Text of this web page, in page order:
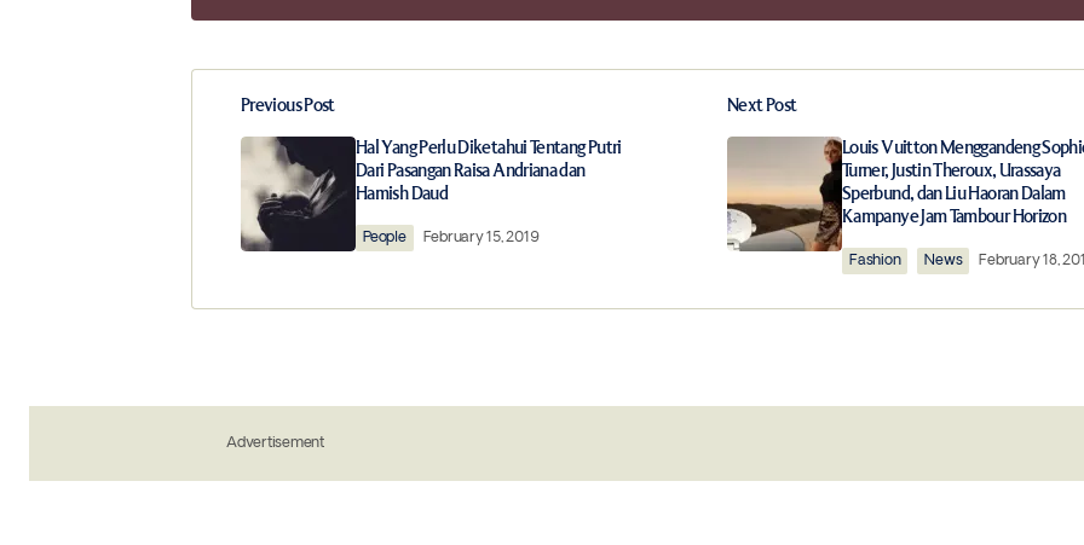
Add a comment
Your email address will not be published. Required fields are marked
Comment*
the next time I comment.
Previous Post
Hal Yang Perlu Diketahui Tentang Putri
Dari Pasangan Raisa Andriana dan
Hamish Daud
People February 15, 2019
Next Post
Louis Vuitton Menggandeng
Turner, Justin Theroux, Urassaya
Sperbund, dan Liu Haoran Dalam
Kampanye Jam Tambour Horizon
Fashion News February 18,
Advertisement